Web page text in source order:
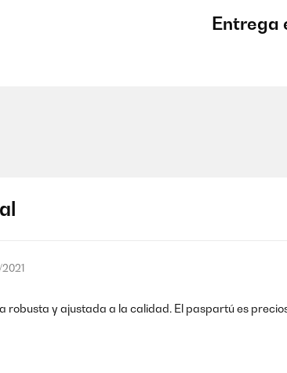
Entrega
robusta y ajustada a la calidad. El paspartú es